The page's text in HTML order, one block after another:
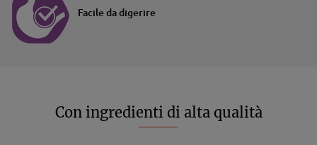
Facile da digerire
Con ingredienti di alta qualità